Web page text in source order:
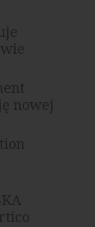
nowej